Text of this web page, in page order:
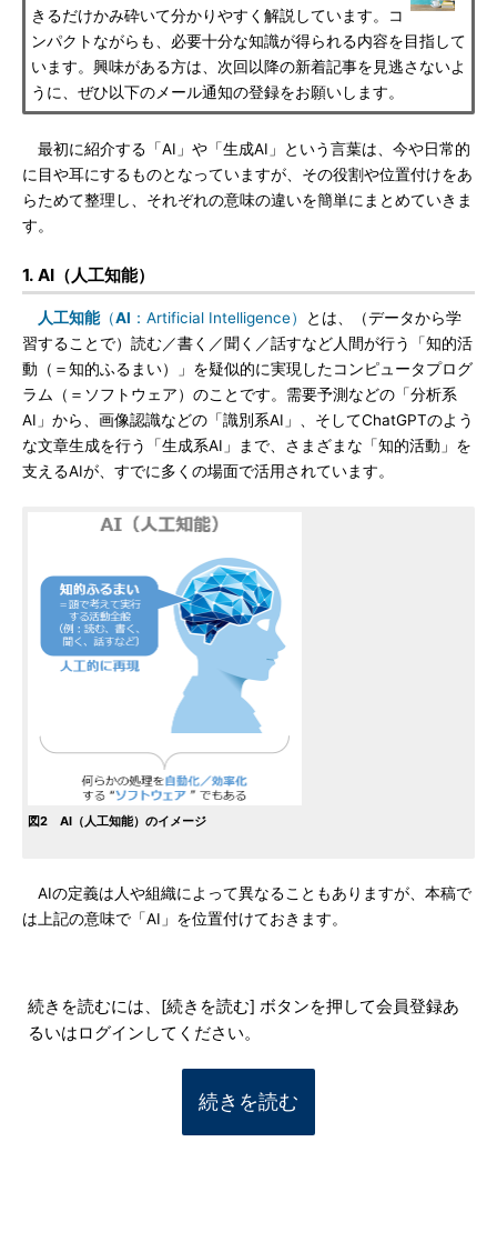
きるだけかみ砕いて分かりやすく解説しています。コ
ンパクトながらも、必要十分な知識が得られる内容を目指して
います。興味がある方は、次回以降の新着記事を見逃さないよ
うに、ぜひ以下のメール通知の登録をお願いします。
最初に紹介する「AI」や「生成AI」という言葉は、今や日常的
に目や耳にするものとなっていますが、その役割や位置付けをあ
らためて整理し、それぞれの意味の違いを簡単にまとめていきま
す。
1. AI（人工知能）
人工知能（AI ：Artificial Intelligence）
とは、（データから学
習することで）読む／書く／聞く／話すなど人間が行う「知的活
動（＝知的ふるまい）」を疑似的に実現したコンピュータプログ
ラム（＝ソフトウェア）のことです。需要予測などの「分析系
AI」から、画像認識などの「識別系AI」、そしてChatGPTのよう
な文章生成を行う「生成系AI」まで、さまざまな「知的活動」を
支えるAIが、すでに多くの場面で活用されています。
図2 AI（人工知能）のイメージ
AIの定義は人や組織によって異なることもありますが、本稿で
は上記の意味で「AI」を位置付けておきます。
続きを読むには、[続きを読む] ボタンを押して会員登録あ
るいはログインしてください。
続きを読む